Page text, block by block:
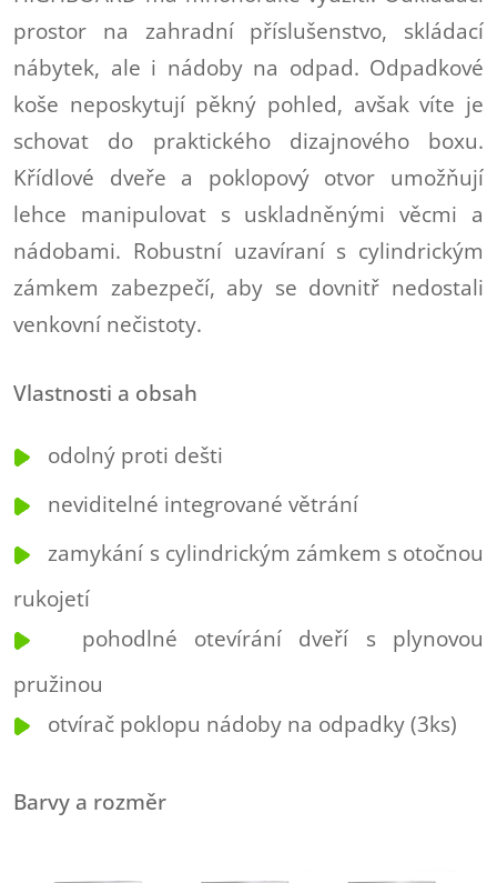
prostor na zahradní příslušenstvo, skládací
nábytek, ale i nádoby na odpad. Odpadkové
koše neposkytují pěkný pohled, avšak víte je
schovat do praktického dizajnového boxu.
Křídlové dveře a poklopový otvor umožňují
lehce manipulovat s uskladněnými věcmi a
nádobami. Robustní uzavíraní s cylindrickým
zámkem zabezpečí, aby se dovnitř nedostali
venkovní nečistoty.
Vlastnosti a obsah
odolný proti dešti
neviditelné integrované větrání
zamykání s cylindrickým zámkem s otočnou
rukojetí
pohodlné otevírání dveří s plynovou
pružinou
otvírač poklopu nádoby na odpadky (3ks)
Barvy a rozměr